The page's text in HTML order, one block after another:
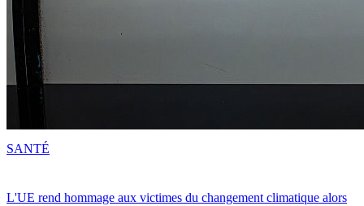
L'UE rend hommage aux victimes du changement climatique alors
SANTÉ